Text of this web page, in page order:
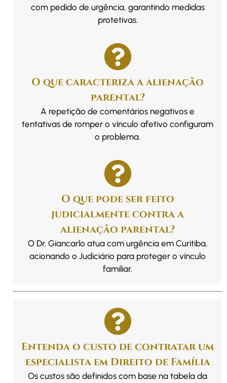
com pedido de urgência, garantindo medidas
protetivas.
O que caracteriza a alienação
parental?
A repetição de comentários negativos e
tentativas de romper o vínculo afetivo configuram
o problema.
O que pode ser feito
judicialmente contra a
alienação parental?
O Dr. Giancarlo atua com urgência em Curitiba,
acionando o Judiciário para proteger o vínculo
familiar.
Entenda o custo de contratar um
especialista em Direito de Família
Os custos são definidos com base na tabela da